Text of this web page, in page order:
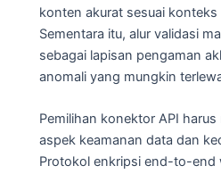
konten akurat sesuai konteks
Sementara itu, alur validasi
sebagai lapisan pengaman
anomali yang mungkin
Pemilihan konektor API
aspek keamanan data dan
Protokol enkripsi end-to-end